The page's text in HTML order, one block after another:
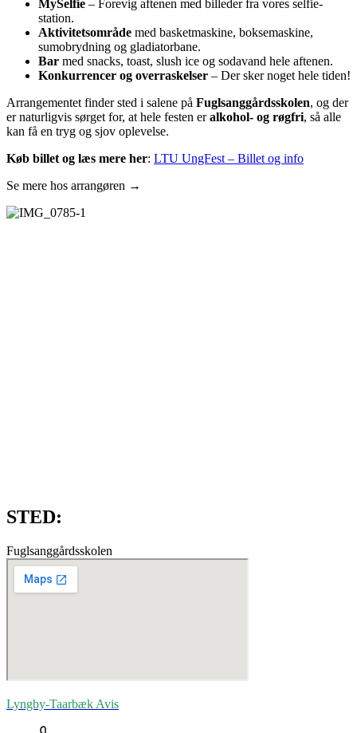
MySelfie – Forevig aftenen med billeder fra vores selfie-
station.
Aktivitetsområde med basketmaskine, boksemaskine,
sumobrydning og gladiatorbane.
Bar med snacks, toast, slush ice og sodavand hele aftenen.
Konkurrencer og overraskelser – Der sker noget hele tiden!
Arrangementet finder sted i salene på Fuglsanggårdsskolen, og der
er naturligvis sørget for, at hele festen eralkohol- og røgfri, så alle
kan få en tryg og sjov oplevelse.
Køb billet og læs mere her: LTU UngFest – Billet og info
Se mere hos arrangøren →
STED:
Fuglsanggårdsskolen
Lyngby-Taarbæk Avis